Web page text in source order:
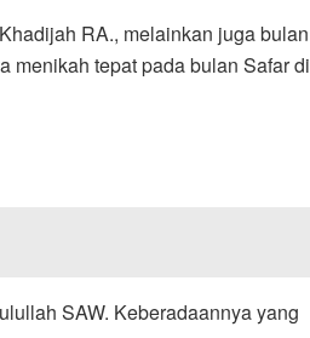
RA., melainkan juga bulan
menikah tepat pada bulan Safar di
SAW. Keberadaannya yang